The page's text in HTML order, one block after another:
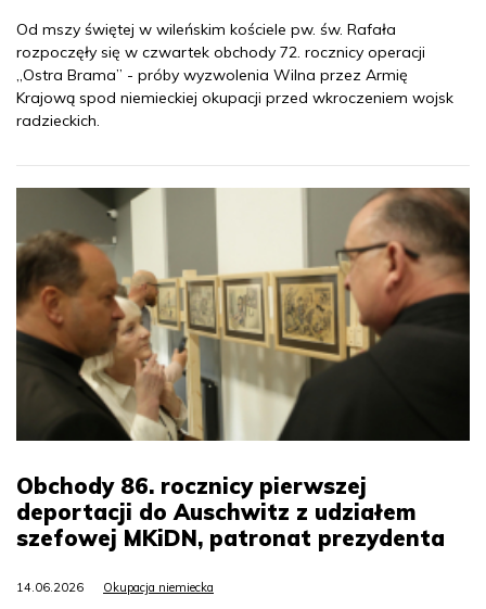
Od mszy świętej w wileńskim kościele pw. św. Rafała
rozpoczęły się w czwartek obchody 72. rocznicy operacji
„Ostra Brama” - próby wyzwolenia Wilna przez Armię
Krajową spod niemieckiej okupacji przed wkroczeniem wojsk
radzieckich.
Obchody 86. rocznicy pierwszej
deportacji do Auschwitz z udziałem
szefowej MKiDN, patronat prezydenta
14.06.2026 Okupacja niemiecka